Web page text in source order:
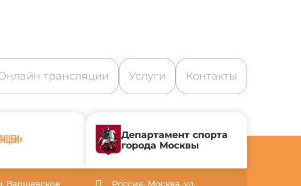
трансляции Услуги Контакты
Варшавское
Департамент спорта
города Москвы
Россия, Москва, ул.